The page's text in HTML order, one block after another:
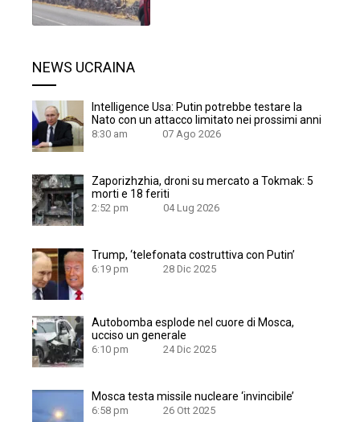
NEWS UCRAINA
Intelligence Usa: Putin potrebbe testare la
Nato con un attacco limitato nei prossimi anni
8:30 am 07 Ago 2026
Zaporizhzhia, droni su mercato a Tokmak: 5
morti e 18 feriti
2:52 pm 04 Lug 2026
Trump, ‘telefonata costruttiva con Putin’
6:19 pm 28 Dic 2025
Autobomba esplode nel cuore di Mosca,
ucciso un generale
6:10 pm 24 Dic 2025
Mosca testa missile nucleare ‘invincibile’
6:58 pm 26 Ott 2025